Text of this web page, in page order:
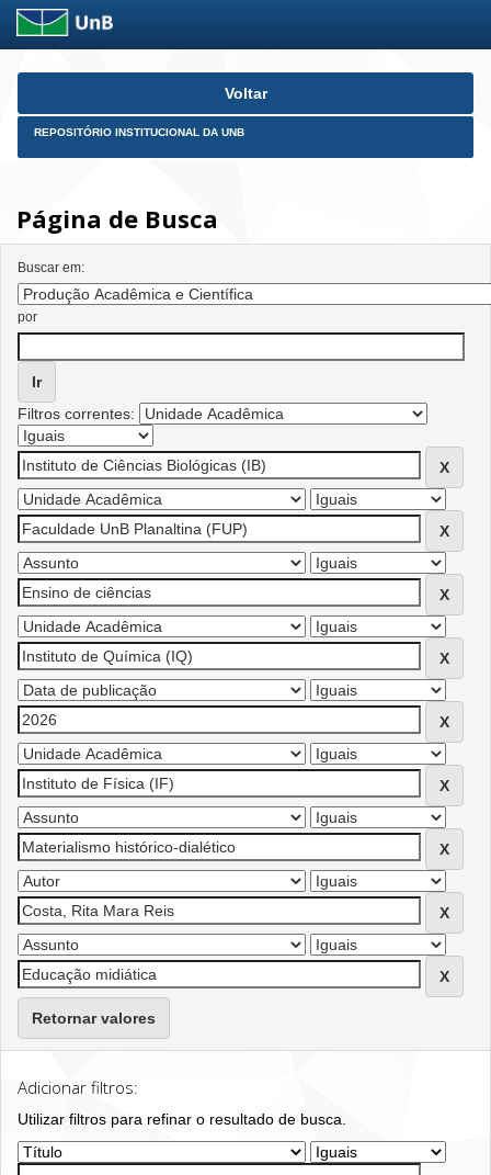
Skip
Voltar
REPOSITÓRIO INSTITUCIONAL DA UNB
Página de Busca
Buscar em:
por
Filtros correntes:
Retornar valores
Adicionar filtros:
Utilizar filtros para refinar o resultado de busca.